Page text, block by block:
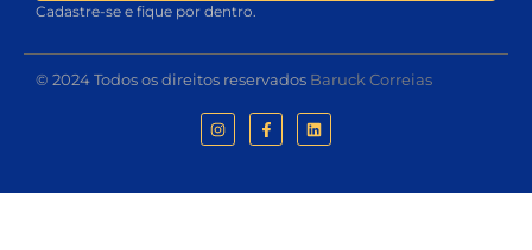
Cadastre-se e fique por dentro.
© 2024 Todos os direitos reservados Baruck Correias